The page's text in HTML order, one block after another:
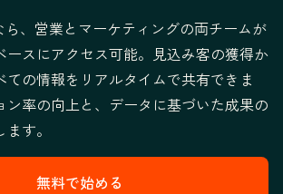
ら、営業とマーケティングの両チームが
ースにアクセス可能。見込み客の獲得か
ての情報をリアルタイムで共有できま
ン率の向上と、データに基づいた成果の
す。
無料で始める